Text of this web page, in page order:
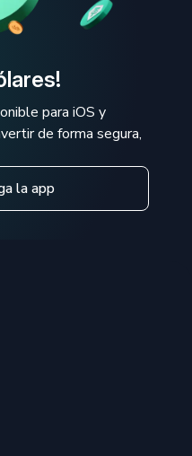
para iOS y
de forma segura,
la app